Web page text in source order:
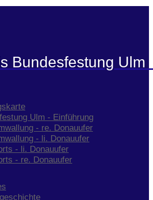
Bundesfestung Ulm
Ulm - Einführung
- re. Donauufer
- li. Donauufer
- li. Donauufer
- re. Donauufer